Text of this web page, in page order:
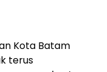
Kota Batam
terus